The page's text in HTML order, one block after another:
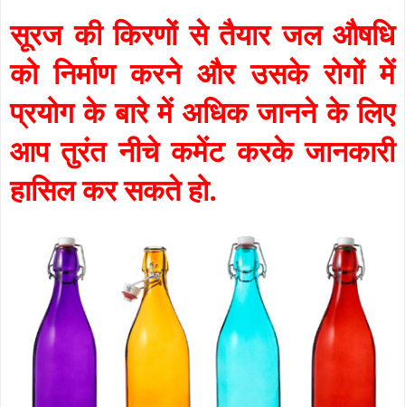
सूरज की किरणों से तैयार जल औषधि
को निर्माण करने और उसके रोगों में
प्रयोग के बारे में अधिक जानने के लिए
आप तुरंत नीचे कमेंट करके जानकारी
हासिल कर सकते हो.